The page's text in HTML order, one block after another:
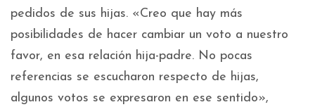
pedidos de sus hijas. «Creo que hay más
posibilidades de hacer cambiar un voto a nuestro
favor, en esa relación hija-padre. No pocas
referencias se escucharon respecto de hijas,
algunos votos se expresaron en ese sentido»,